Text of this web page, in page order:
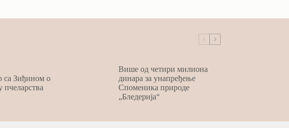
са Зиђином о
пчеларства
Више од четири милиона
динара за унапређење
Споменика природе
„Бледерија“